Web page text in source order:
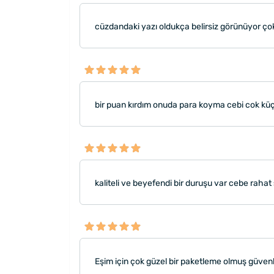
cüzdandaki yazı oldukça belirsiz görünüyor
bir puan kırdım onuda para koyma cebi cok
kaliteli ve beyefendi bir duruşu var cebe rahat
Eşim için çok güzel bir paketleme olmuş